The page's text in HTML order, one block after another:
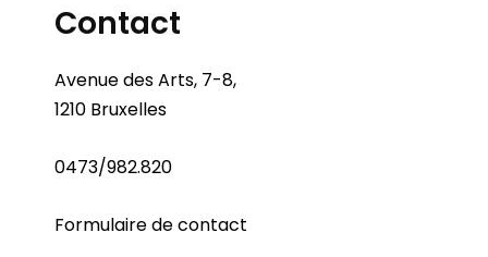
Contact
Avenue des Arts, 7-8,
1210 Bruxelles
0473/982.820
Formulaire de contact